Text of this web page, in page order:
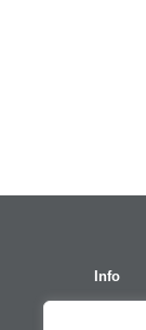
Info